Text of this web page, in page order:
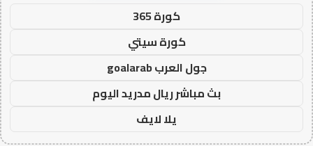
كورة 365
كورة سيتي
جول العرب goalarab
بث مباشر ريال مدريد اليوم
يلا لايف